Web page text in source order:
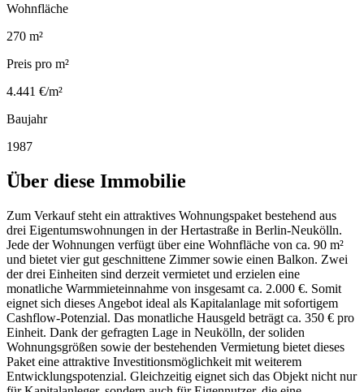
Wohnfläche
270 m²
Preis pro m²
4.441 €/m²
Baujahr
1987
Über diese Immobilie
Zum Verkauf steht ein attraktives Wohnungspaket bestehend aus
drei Eigentumswohnungen in der Hertastraße in Berlin-Neukölln.
Jede der Wohnungen verfügt über eine Wohnfläche von ca. 90 m²
und bietet vier gut geschnittene Zimmer sowie einen Balkon. Zwei
der drei Einheiten sind derzeit vermietet und erzielen eine
monatliche Warmmieteinnahme von insgesamt ca. 2.000 €. Somit
eignet sich dieses Angebot ideal als Kapitalanlage mit sofortigem
Cashflow-Potenzial. Das monatliche Hausgeld beträgt ca. 350 € pro
Einheit. Dank der gefragten Lage in Neukölln, der soliden
Wohnungsgrößen sowie der bestehenden Vermietung bietet dieses
Paket eine attraktive Investitionsmöglichkeit mit weiterem
Entwicklungspotenzial. Gleichzeitig eignet sich das Objekt nicht nur